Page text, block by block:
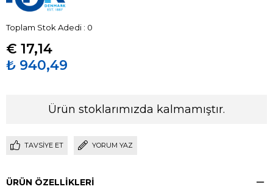
Toplam Stok Adedi : 0
€ 17,14
₺ 940,49
Ürün stoklarımızda kalmamıştır.
TAVSIYE ET YORUM YAZ
ÜRÜN ÖZELLIKLERI